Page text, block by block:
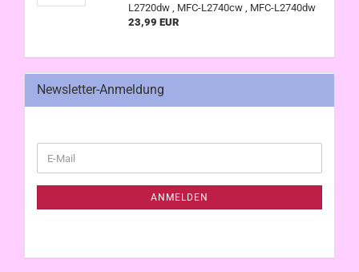
L2720dw , MFC-L2740cw , MFC-L2740dw
23,99 EUR
Newsletter-Anmeldung
ZUR
E-
Mail
ANMELDEN